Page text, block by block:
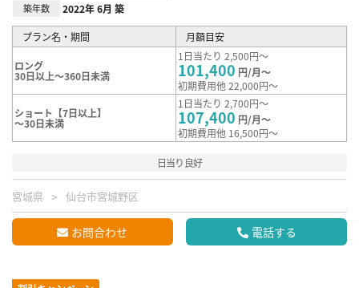
築年数 2022年 6月 築
プラン名・期間 月額目安
ロング
30日以上～360日未満
1日当たり 2,500円～
101,400 円/月～
初期費用他 22,000円～
ショート【7日以上】
～30日未満
1日当たり 2,700円～
107,400 円/月～
初期費用他 16,500円～
日当り良好
宮城県 仙台市宮城野区
お問合わせ 電話する